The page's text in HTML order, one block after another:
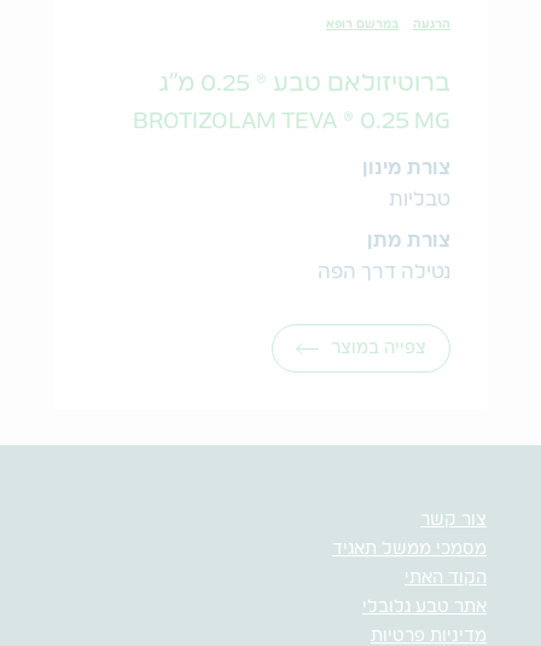
הרגעה במרשם רופא
ברוטיזולאם טבע ® 0.25 מ"ג
BROTIZOLAM TEVA ® 0.25 MG
צורת מינון
טבליות
צורת מתן
נטילה דרך הפה
צפייה במוצר
צור קשר
מסמכי ממשל תאגיד
הקוד האתי
אתר טבע גלובלי
מדיניות פרטיות